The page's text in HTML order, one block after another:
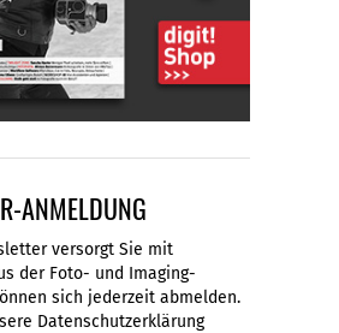
ANMELDUNG
versorgt Sie mit
der Foto- und Imaging-
sich jederzeit abmelden.
Datenschutzerklärung